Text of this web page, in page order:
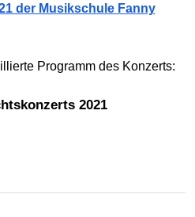
der Musikschule Fanny
Programm des Konzerts:
2021